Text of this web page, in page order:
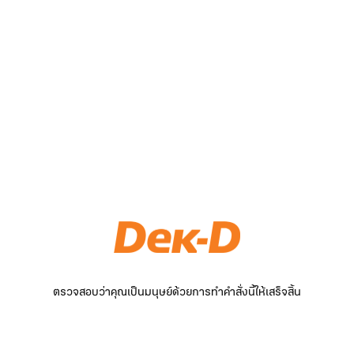
ตรวจสอบว่าคุณเป็นมนุษย์ด้วยการทำคำสั่งนี้ให้เสร็จสิ้น